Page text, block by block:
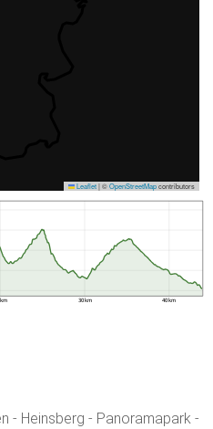
Leaflet|©OpenStreetMapcontributors
30 km 40 km
- Heinsberg - Panoramapark -